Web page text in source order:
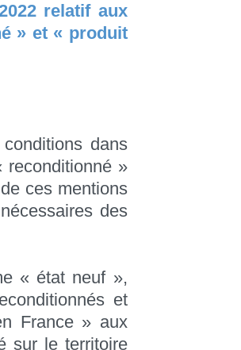
relatif aux
» et « produit
dans
reconditionné »
ces mentions
des
« état neuf »,
et
France » aux
sur le territoire